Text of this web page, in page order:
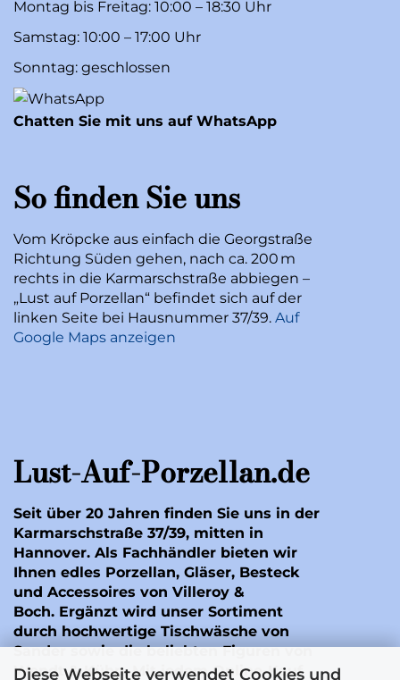
Diese Webseite verwendet Cookies und
Montag bis Freitag: 10:00 – 18:30 Uhr
Samstag: 10:00 – 17:00 Uhr
Sonntag: geschlossen
Chatten Sie mit uns auf WhatsApp
So finden Sie uns
Vom Kröpcke aus einfach die Georgstraße
Richtung Süden gehen, nach ca. 200 m
rechts in die Karmarschstraße abbiegen –
„Lust auf Porzellan“ befindet sich auf der
linken Seite bei Hausnummer 37/39. Auf
Google Maps anzeigen
Lust-Auf-Porzellan.de
Seit über 20 Jahren finden Sie uns in der
Karmarschstraße 37/39, mitten in
Hannover. Als Fachhändler bieten wir
Ihnen edles Porzellan, Gläser, Besteck
und Accessoires von Villeroy &
Boch. Ergänzt wird unser Sortiment
durch hochwertige Tischwäsche von
Sandersowie die beliebten Figuren von
Wendt & Kühn. Mit jedem Online-Kauf